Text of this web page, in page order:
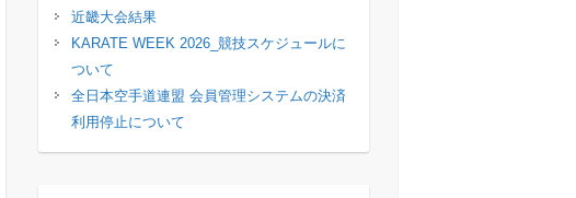
近畿大会結果
KARATE WEEK 2026_競技スケジュールに
ついて
全日本空手道連盟 会員管理システムの決済
利用停止について